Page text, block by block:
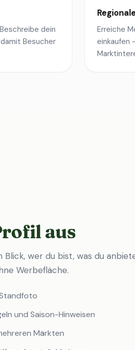
dein
Besucher
Erreiche
einkaufen
aus
wer du bist, was du
Werbefläche.
und Saison-Hinweisen
Märkten